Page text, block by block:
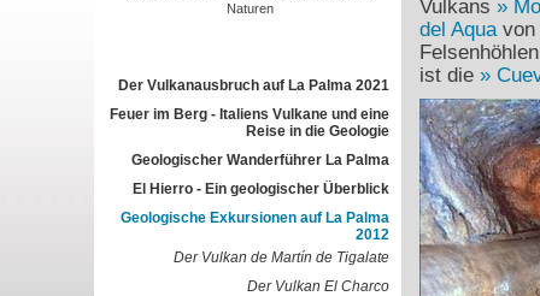
Naturen
Der Vulkanausbruch auf La Palma 2021
Feuer im Berg - Italiens Vulkane und eine
Reise in die Geologie
Geologischer Wanderführer La Palma
El Hierro - Ein geologischer Überblick
Geologische Exkursionen auf La Palma
2012
Der Vulkan de Martín de Tigalate
Der Vulkan El Charco
Vulkans
del Aquavon
ist die